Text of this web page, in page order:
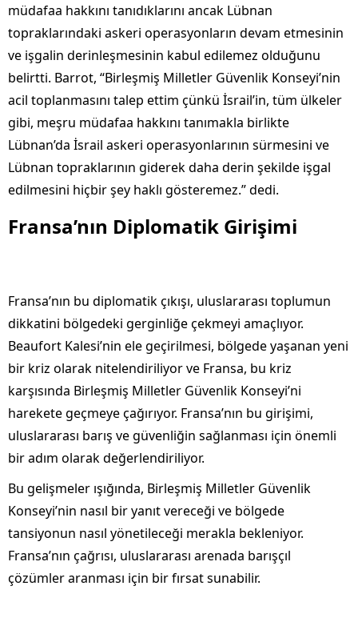
müdafaa hakkını tanıdıklarını ancak Lübnan
topraklarındaki askeri operasyonların devam etmesinin
ve işgalin derinleşmesinin kabul edilemez olduğunu
belirtti. Barrot, “Birleşmiş Milletler Güvenlik Konseyi’nin
acil toplanmasını talep ettim çünkü İsrail’in, tüm ülkeler
gibi, meşru müdafaa hakkını tanımakla birlikte
Lübnan’da İsrail askeri operasyonlarının sürmesini ve
Lübnan topraklarının giderek daha derin şekilde işgal
edilmesini hiçbir şey haklı gösteremez.” dedi.
Fransa’nın Diplomatik Girişimi
Fransa’nın bu diplomatik çıkışı, uluslararası toplumun
dikkatini bölgedeki gerginliğe çekmeyi amaçlıyor.
Beaufort Kalesi’nin ele geçirilmesi, bölgede yaşanan yeni
bir kriz olarak nitelendiriliyor ve Fransa, bu kriz
karşısında Birleşmiş Milletler Güvenlik Konseyi’ni
harekete geçmeye çağırıyor. Fransa’nın bu girişimi,
uluslararası barış ve güvenliğin sağlanması için önemli
bir adım olarak değerlendiriliyor.
Bu gelişmeler ışığında, Birleşmiş Milletler Güvenlik
Konseyi’nin nasıl bir yanıt vereceği ve bölgede
tansiyonun nasıl yönetileceği merakla bekleniyor.
Fransa’nın çağrısı, uluslararası arenada barışçıl
çözümler aranması için bir fırsat sunabilir.